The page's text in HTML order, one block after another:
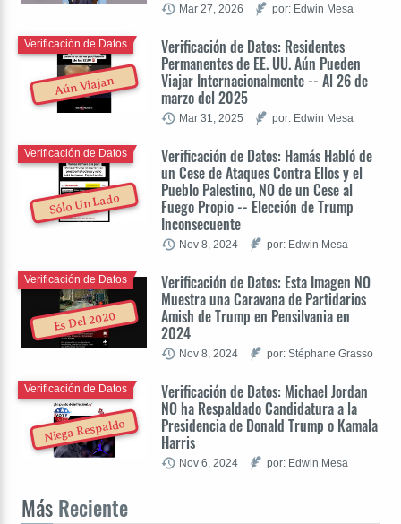
Mar 27, 2026 por: Edwin Mesa
Aún Viajan
Verificación de Datos: Residentes
Permanentes de EE. UU. Aún Pueden
Viajar Internacionalmente -- Al 26 de
marzo del 2025
Verificación de Datos
Mar 31, 2025 por: Edwin Mesa
Sólo Un Lado
Verificación de Datos: Hamás Habló de
un Cese de Ataques Contra Ellos y el
Pueblo Palestino, NO de un Cese al
Fuego Propio -- Elección de Trump
Inconsecuente
Verificación de Datos
Nov 8, 2024 por: Edwin Mesa
Es Del 2020
Verificación de Datos: Esta Imagen NO
Muestra una Caravana de Partidarios
Amish de Trump en Pensilvania en
2024
Verificación de Datos
Nov 8, 2024 por: Stéphane Grasso
Niega Respaldo
Verificación de Datos: Michael Jordan
NO ha Respaldado Candidatura a la
Presidencia de Donald Trump o Kamala
Harris
Verificación de Datos
Nov 6, 2024 por: Edwin Mesa
Más Reciente